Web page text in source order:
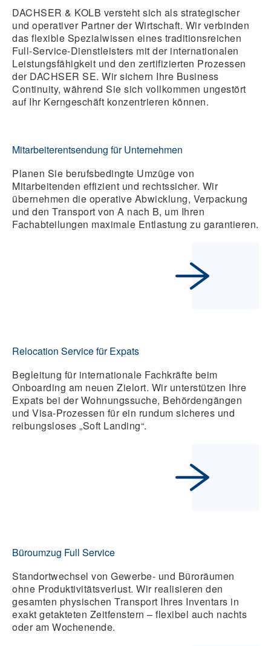
DACHSER & KOLB versteht sich als strategischer
und operativer Partner der Wirtschaft. Wir verbinden
das flexible Spezialwissen eines traditionsreichen
Full-Service-Dienstleisters mit der internationalen
Leistungsfähigkeit und den zertifizierten Prozessen
der DACHSER SE. Wir sichern Ihre Business
Continuity, während Sie sich vollkommen ungestört
auf Ihr Kerngeschäft konzentrieren können.
Mitarbeiterentsendung für Unternehmen
Planen Sie berufsbedingte Umzüge von
Mitarbeitenden effizient und rechtssicher. Wir
übernehmen die operative Abwicklung, Verpackung
und den Transport von A nach B, um Ihren
Fachabteilungen maximale Entlastung zu garantieren.
Relocation Service für Expats
Begleitung für internationale Fachkräfte beim
Onboarding am neuen Zielort. Wir unterstützen Ihre
Expats bei der Wohnungssuche, Behördengängen
und Visa-Prozessen für ein rundum sicheres und
reibungsloses „Soft Landing“.
Büroumzug Full Service
Standortwechsel von Gewerbe- und Büroräumen
ohne Produktivitätsverlust. Wir realisieren den
gesamten physischen Transport Ihres Inventars in
exakt getakteten Zeitfenstern – flexibel auch nachts
oder am Wochenende.